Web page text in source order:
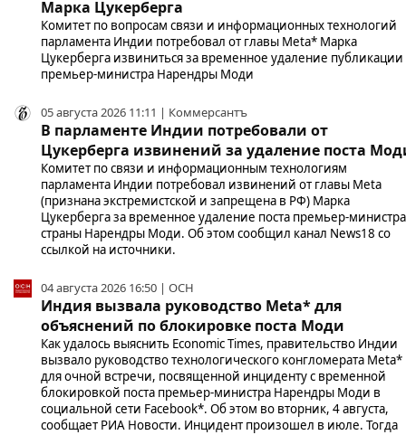
Марка Цукерберга
Комитет по вопросам связи и информационных технологий
парламента Индии потребовал от главы Meta* Марка
Цукерберга извиниться за временное удаление публикации
премьер-министра Нарендры Моди
05 августа 2026 11:11 | Коммерсантъ
В парламенте Индии потребовали от
Цукерберга извинений за удаление поста
Комитет по связи и информационным технологиям
парламента Индии потребовал извинений от главы Meta
(признана экстремистской и запрещена в РФ) Марка
Цукерберга за временное удаление поста премьер-министра
страны Нарендры Моди. Об этом сообщил канал News18 со
ссылкой на источники.
04 августа 2026 16:50 | ОСН
Индия вызвала руководство Meta* для
объяснений по блокировке поста Моди
Как удалось выяснить Economic Times, правительство Индии
вызвало руководство технологического конгломерата Meta*
для очной встречи, посвященной инциденту с временной
блокировкой поста премьер-министра Нарендры Моди в
социальной сети Facebook*. Об этом во вторник, 4 августа,
сообщает РИА Новости. Инцидент произошел в июле. Тогда